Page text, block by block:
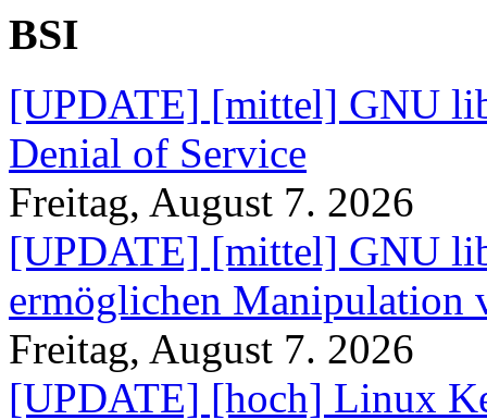
BSI
[UPDATE] [mittel] GNU
Denial of Service
Freitag, August 7. 2026
[UPDATE] [mittel] GNU
ermöglichen Manipulation
Freitag, August 7. 2026
[UPDATE] [hoch] Linux